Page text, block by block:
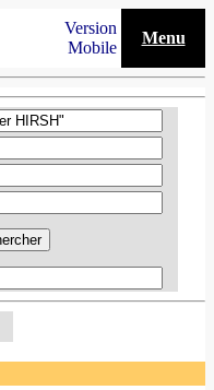
Version
Mobile
Menu